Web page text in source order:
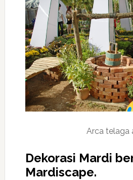
Arca telaga
Dekorasi Mardi
Mardiscape.